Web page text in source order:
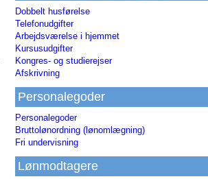
Dobbelt husførelse
Telefonudgifter
Arbejdsværelse i hjemmet
Kursusudgifter
Kongres- og studierejser
Afskrivning
Personalegoder
Personalegoder
Bruttolønordning (lønomlægning)
Fri undervisning
Lønmodtagere